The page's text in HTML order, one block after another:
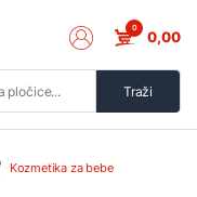
Traži
0 0,00
Kozmetika za bebe